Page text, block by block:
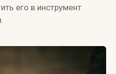
его в инструмент